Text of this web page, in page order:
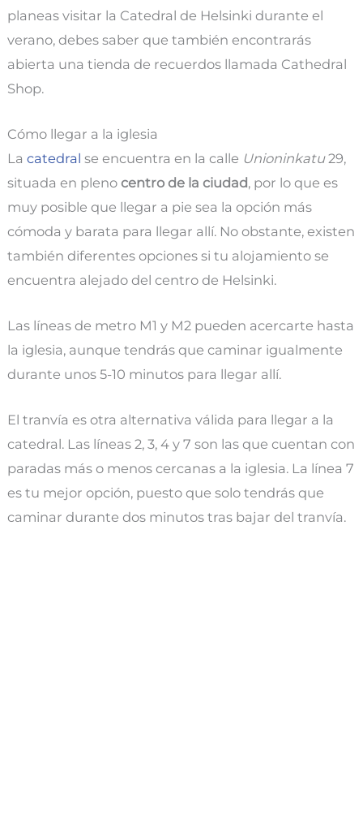
planeas visitar la Catedral de Helsinki durante el
verano, debes saber que también encontrarás
abierta una tienda de recuerdos llamada Cathedral
Shop.
Cómo llegar a la iglesia
La catedral se encuentra en la calle Unioninkatu29,
situada en pleno centro de la ciudad, por lo que es
muy posible que llegar a pie sea la opción más
cómoda y barata para llegar allí. No obstante, existen
también diferentes opciones si tu alojamiento se
encuentra alejado del centro de Helsinki.
Las líneas de metro M1 y M2 pueden acercarte hasta
la iglesia, aunque tendrás que caminar igualmente
durante unos 5-10 minutos para llegar allí.
El tranvía es otra alternativa válida para llegar a la
catedral. Las líneas 2, 3, 4 y 7 son las que cuentan con
paradas más o menos cercanas a la iglesia. La línea 7
es tu mejor opción, puesto que solo tendrás que
caminar durante dos minutos tras bajar del tranvía.